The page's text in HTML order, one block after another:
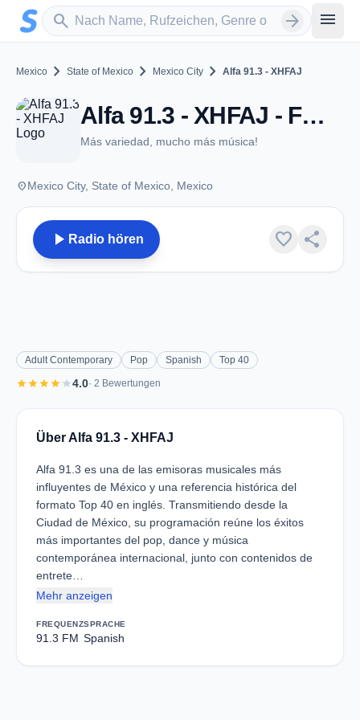
Zum Hauptinhalt springen
search
Sender suchen arrow_forward menu
Mexico chevron_right State of Mexico chevron_right Mexico City chevron_right Alfa 91.3 - XHFAJ
Alfa 91.3 - XHFAJ - FM 91.3 - Mexico City
Más variedad, mucho más música!
placeMexico City, State of Mexico, Mexico
play_arrow Radio hören favorite share
Adult Contemporary Pop Spanish Top 40
starstarstarstarstar4.0· 2 Bewertungen
Über Alfa 91.3 - XHFAJ
Alfa 91.3 es una de las emisoras musicales más
influyentes de México y una referencia histórica del
formato Top 40 en inglés. Transmitiendo desde la
Ciudad de México, su programación reúne los éxitos
más importantes del pop, dance y música
contemporánea internacional, junto con contenidos de
entrete…
Mehr anzeigen
FREQUENZ
91.3 FM
SPRACHE
Spanish